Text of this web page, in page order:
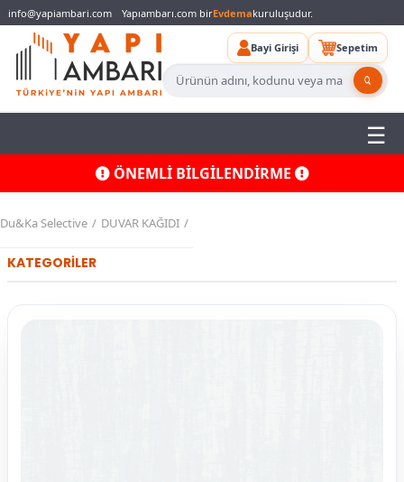
info@yapiambari.com Yapıambarı.com birEvdemakuruluşudur.
Bayi Girişi Sepetim
ÖNEMLİ BİLGİLENDİRME
Du&Ka Selective DUVAR KAĞIDI
KATEGORİLER